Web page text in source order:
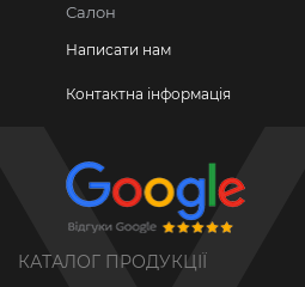
Салон
Написати нам
Контактна інформація
КАТАЛОГ ПРОДУКЦІЇ